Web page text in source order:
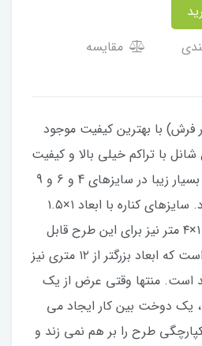
مقایسه
فرش) با بهترین کیفیت موجود
شانل با تراکم خیلی بالا و کیفیت
چاپ فوق العاده با طرح بسیار زیبا در سایزهای 4 و 6 و 9
و 12 متری تولید می شود. سایزهای کناره با ابعاد ۱×۱.۵
متر، ۱×۲ متر، ۱×۳ متر و ۱×۴ متر نیز برای این طرح قابل
تولید است. لازم به ذکر است که ابعاد بزرگتر از ۱۲ متری نیز
است. منتها وقتی عرض از یک
یک دوخت بین کار ایجاد می
طرح را بر هم نمی زند و